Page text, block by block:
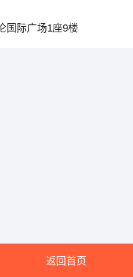
国际广场1座9楼
返回首页